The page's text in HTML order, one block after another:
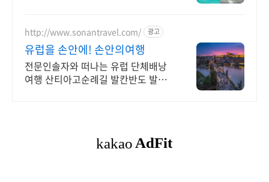
요.
http://www.sonantravel.com/ 광고
유럽을 손안에! 손안의여행
전문인솔자와 떠나는 유럽 단체배낭
여행 산티아고순례길 발칸반도 발틱